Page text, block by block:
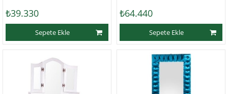
₺39.330
Sepete Ekle
₺64.440
Sepete Ekle